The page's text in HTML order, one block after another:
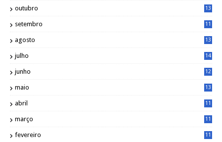
outubro
13
setembro
11
agosto
13
julho
14
junho
12
maio
13
abril
11
março
11
fevereiro
11